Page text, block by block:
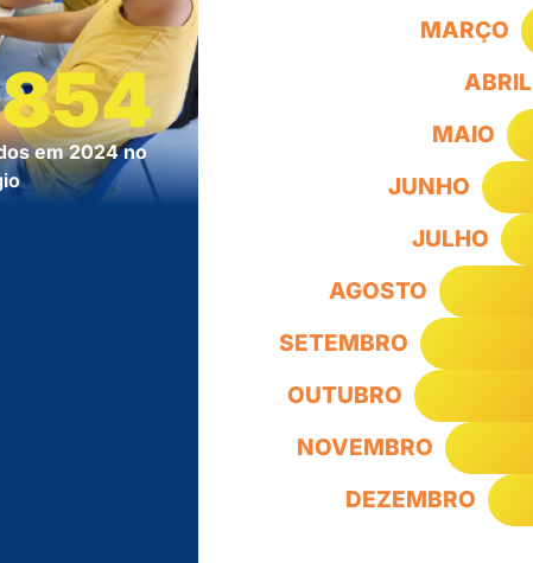
em 2024 no
MARÇO
ABRIL
MAIO
JUNHO
JULHO
AGOSTO
SETEMBRO
OUTUBRO
NOVEMBRO
DEZEMBRO